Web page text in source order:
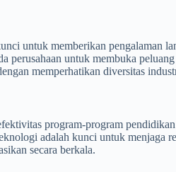
untuk memberikan pengalaman
perusahaan untuk membuka
memperhatikan diversitas
program-program
adalah kunci untuk menjaga
secara berkala.